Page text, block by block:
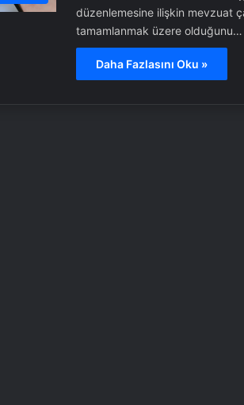
düzenlemesine ilişkin mevzuat
tamamlanmak üzere olduğunu…
Daha Fazlasını Oku »